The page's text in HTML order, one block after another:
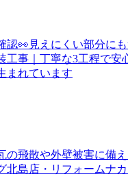
認👀見えにくい部分に
工事｜丁寧な3工程で安
まれています
の飛散や外壁被害に備
北島店・リフォームナ